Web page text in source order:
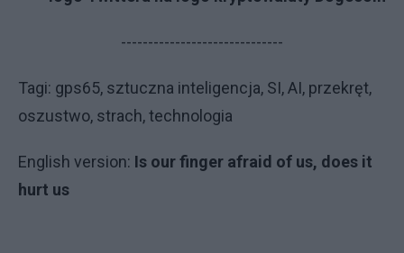
------------------------------
Ta­gi: gps65, sztuczna inteligencja, SI, AI, przekręt,
oszustwo, strach, technologia
English version: Is our finger afraid of us, does it
hurt us